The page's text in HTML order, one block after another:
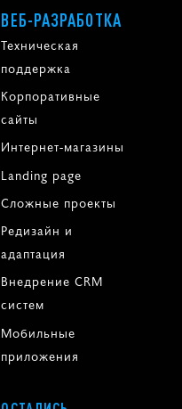
ВЕБ-РАЗРАБОТКА
Техническая
поддержка
Корпоративные
сайты
Интернет-магазины
Landing page
Сложные проекты
Редизайн и
адаптация
Внедрение CRM
систем
Мобильные
приложения